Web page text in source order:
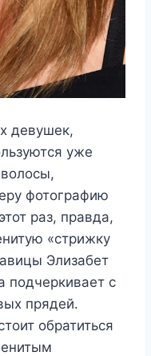
девушек,
уже
фотографию
раз, правда,
«стрижку
Элизабет
подчеркивает с
прядей.
обратиться